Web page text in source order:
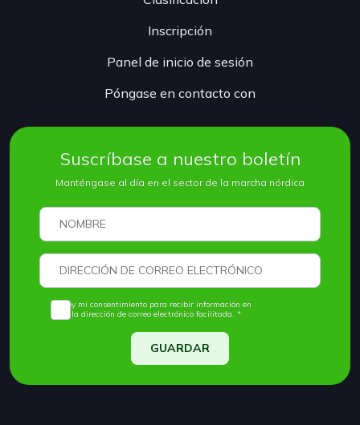
Inscripción
Panel de inicio de sesión
Póngase en contacto con
Suscríbase a nuestro boletín
Manténgase al día en el sector de la marcha nórdica
Doy mi consentimiento para recibir información en
la dirección de correo electrónico facilitada. *
GUARDAR